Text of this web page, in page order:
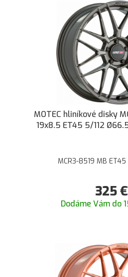
MOTEC hliníkové disky
19x8.5 ET45 5/112
MCR3-8519 MB ET45
325€
Dodáme Vám do